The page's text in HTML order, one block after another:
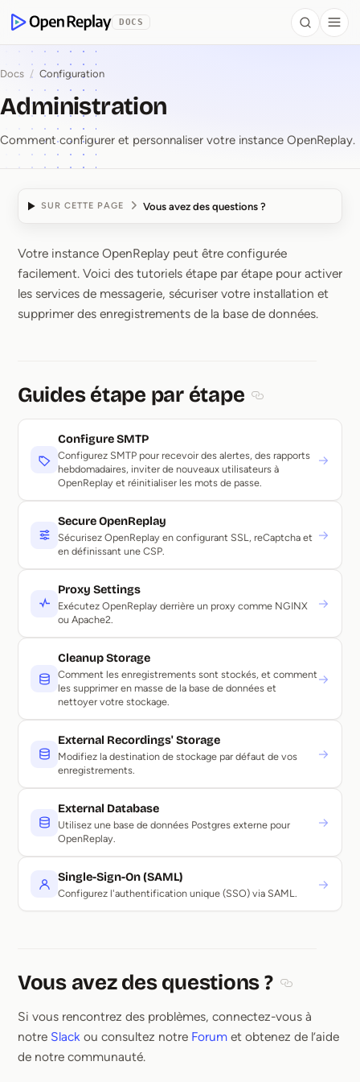
OpenReplay
DOCS Search
Docs / Configuration
Administration
Comment configurer et personnaliser votre instance OpenReplay.
SUR CETTE PAGE Vous avez des questions ?
Administration
Votre instance OpenReplay peut être configurée
facilement. Voici des tutoriels étape par étape pour activer
les services de messagerie, sécuriser votre installation et
supprimer des enregistrements de la base de données.
Guides étape par étape
Configure SMTP
Configurez SMTP pour recevoir des alertes, des rapports
hebdomadaires, inviter de nouveaux utilisateurs à
OpenReplay et réinitialiser les mots de passe.
→
Secure OpenReplay
Sécurisez OpenReplay en configurant SSL, reCaptcha et
en définissant une CSP.
→
Proxy Settings
Exécutez OpenReplay derrière un proxy comme NGINX
ou Apache2.
→
Cleanup Storage
Comment les enregistrements sont stockés, et comment
les supprimer en masse de la base de données et
nettoyer votre stockage.
→
External Recordings' Storage
Modifiez la destination de stockage par défaut de vos
enregistrements.
→
External Database
Utilisez une base de données Postgres externe pour
OpenReplay.
→
Single-Sign-On (SAML)
Configurez l'authentification unique (SSO) via SAML.
→
Vous avez des questions ?
Si vous rencontrez des problèmes, connectez-vous à
notre Slack ou consultez notre Forum et obtenez de l’aide
de notre communauté.